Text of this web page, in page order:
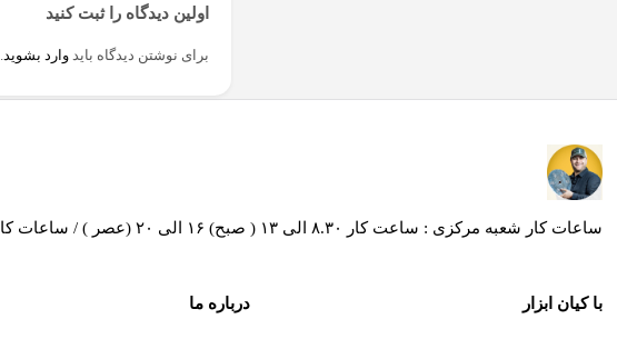
اولین دیدگاه را ثبت کنید
برای نوشتن دیدگاه باید وارد بشوید.
ساعات کار شعبه مرکزی : ساعت کار ۸.۳۰ الی ۱۳ ( صبح) ۱۶ الی ۲۰ (عصر ) / ساعات کار شعبه کیان ابزار محراب ساعت کار ۸.۳۰ الی۱۹ و روز های پنج شنبه از ساعت 8:30 الی 13:30
با کیان ابزار درباره ما